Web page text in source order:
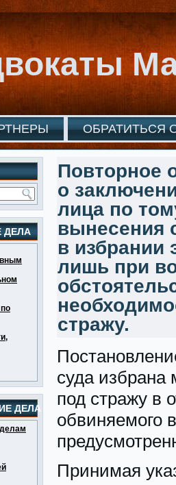
ОБРАТИТЬСЯ
ДЕЛА
ДЕЛА
Повторное
о
лица по
вынесения
в избрании
лишь при
стражу.
суда избрана
под стражу в
обвиняемого
Принимая